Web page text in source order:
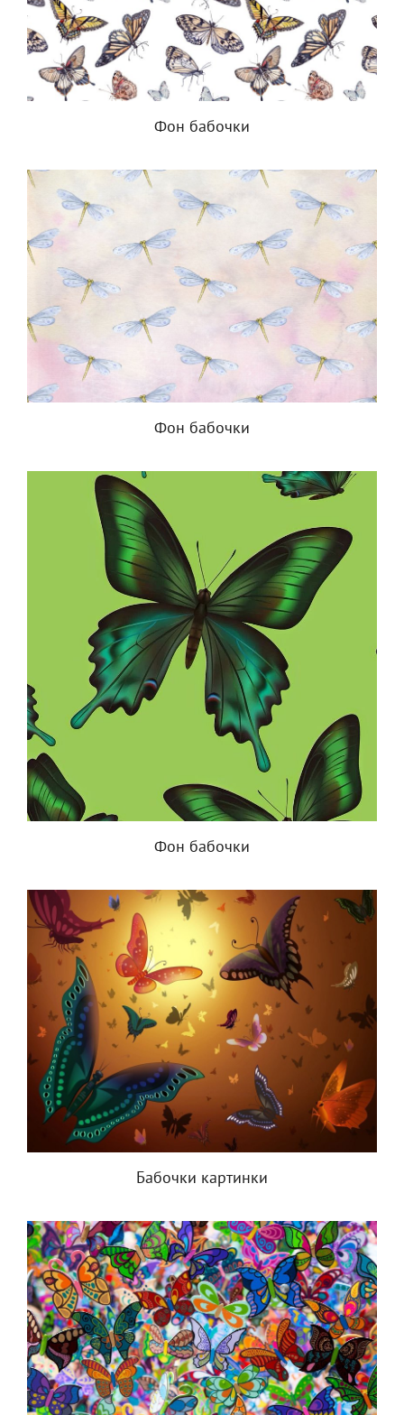
Фон бабочки
Фон бабочки
Фон бабочки
Бабочки картинки